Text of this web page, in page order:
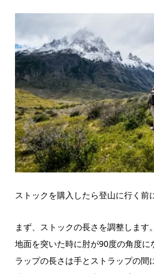
ストックを購入したら登山に行く前
まず、ストックの長さを調整します。
地面を突いた時に肘が90度の角度に
ラップの長さは手とストラップの間